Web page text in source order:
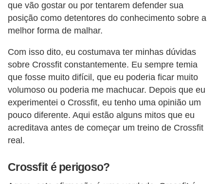
que vão gostar ou por tentarem defender sua
posição como detentores do conhecimento sobre a
melhor forma de malhar.
Com isso dito, eu costumava ter minhas dúvidas
sobre Crossfit constantemente. Eu sempre temia
que fosse muito difícil, que eu poderia ficar muito
volumoso ou poderia me machucar. Depois que eu
experimentei o Crossfit, eu tenho uma opinião um
pouco diferente. Aqui estão alguns mitos que eu
acreditava antes de começar um treino de Crossfit
real.
Crossfit é perigoso?
e
s
a
ú
d
e
P
l
a
n
a